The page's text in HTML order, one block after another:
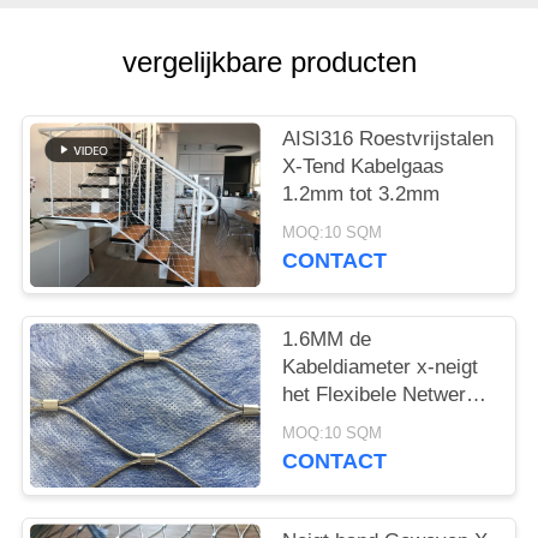
vergelijkbare producten
AISI316 Roestvrijstalen
X-Tend Kabelgaas
1.2mm tot 3.2mm
MOQ:10 SQM
CONTACT
1.6MM de
Kabeldiameter x-neigt
het Flexibele Netwerk
van de Roestvrij
staalkabel voor Groene
MOQ:10 SQM
CONTACT